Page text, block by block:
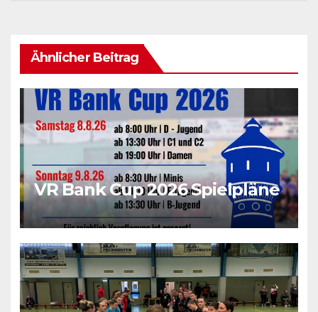
Ähnlicher Beitrag
VR Bank Cup 2026 Spielpläne